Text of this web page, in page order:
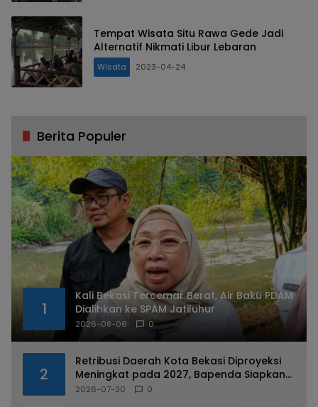
Tempat Wisata Situ Rawa Gede Jadi
Alternatif Nikmati Libur Lebaran
Wisata 2023-04-24
Berita Populer
1
Kali Bekasi Tercemar Berat, Air Baku PDAM
Dialihkan ke SPAM Jatiluhur
2026-08-06 0
2
Retribusi Daerah Kota Bekasi Diproyeksi
Meningkat pada 2027, Bapenda Siapkan
Sejumlah Strategi
2026-07-30 0